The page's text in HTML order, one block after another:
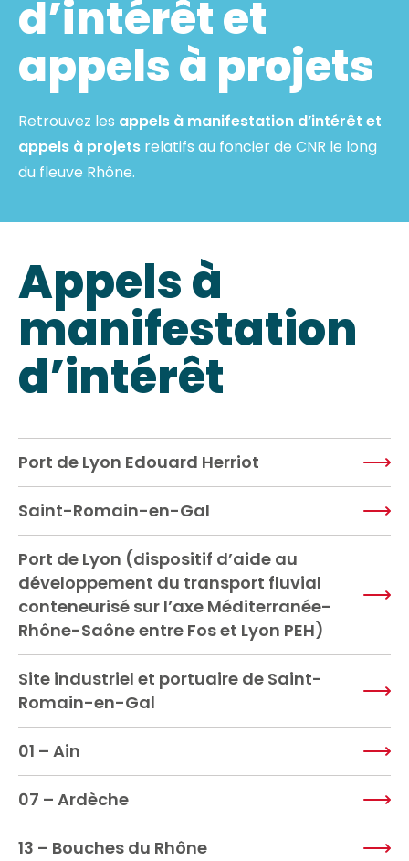
d’intérêt et
appels à projets
Retrouvez les appels à manifestation d’intérêt et
appels à projets relatifs au foncier de CNR le long
du fleuve Rhône.
Appels à
manifestation
d’intérêt
Port de Lyon Edouard Herriot
Saint-Romain-en-Gal
Port de Lyon (dispositif d’aide au
développement du transport fluvial
conteneurisé sur l’axe Méditerranée-
Rhône-Saône entre Fos et Lyon PEH)
Site industriel et portuaire de Saint-
Romain-en-Gal
01 – Ain
07 – Ardèche
13 – Bouches du Rhône